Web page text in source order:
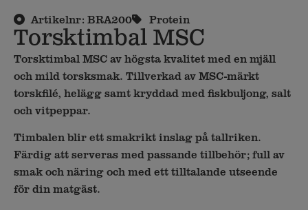
Artikelnr: BRA200 Protein
Torsktimbal MSC
Torsktimbal MSC av högsta kvalitet med en mjäll
och mild torsksmak. Tillverkad av MSC-märkt
torskfilé, helägg samt kryddad med fiskbuljong, salt
och vitpeppar.
Timbalen blir ett smakrikt inslag på tallriken.
Färdig att serveras med passande tillbehör; full av
smak och näring och med ett tilltalande utseende
för din matgäst.